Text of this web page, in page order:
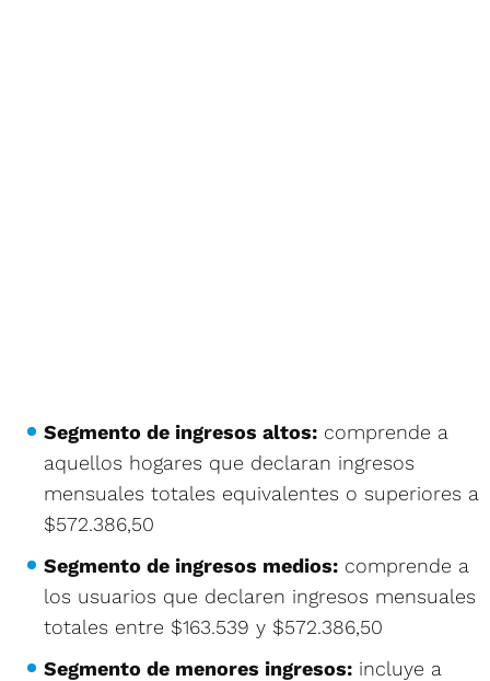
Segmento de ingresos altos: comprende a
aquellos hogares que declaran ingresos
mensuales totales equivalentes o superiores a
$572.386,50
Segmento de ingresos medios: comprende a
los usuarios que declaren ingresos mensuales
totales entre $163.539 y $572.386,50
Segmento de menores ingresos: incluye a